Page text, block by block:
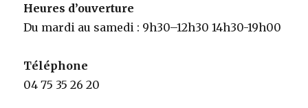
Heures d’ouverture
Du mardi au samedi : 9h30–12h30 14h30-19h00
Téléphone
04 75 35 26 20